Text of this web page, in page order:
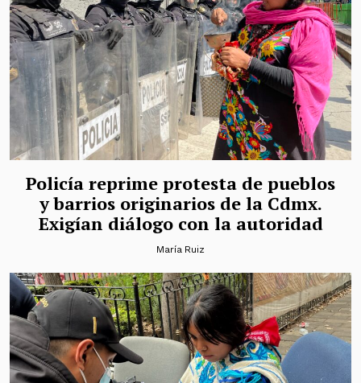
Policía reprime protesta de pueblos
y barrios originarios de la Cdmx.
Exigían diálogo con la autoridad
María Ruiz